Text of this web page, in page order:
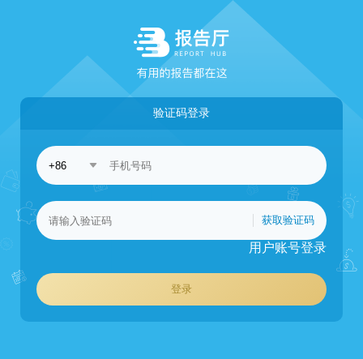
验证码登录
获取验证码
用户账号登录
登录